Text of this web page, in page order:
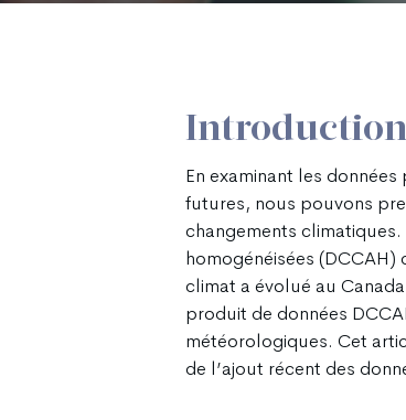
Introduction
En examinant les
futures, nous pouvons
changements
homogénéisées
climat a évolué au
produit de données
météorologiques. Cet
de l’ajout récent des